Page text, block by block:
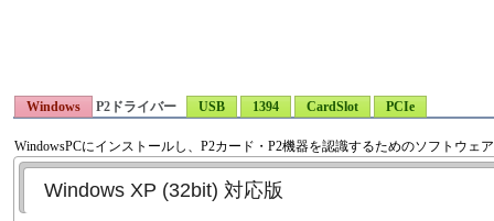
Windows P2ドライバー USB 1394 CardSlot PCIe
WindowsPCにインストールし、P2カード・P2機器を認識するためのソフトウェ
Windows XP (32bit) 対応版